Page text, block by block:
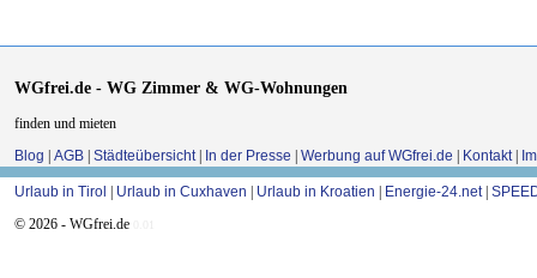
WGfrei.de - WG Zimmer & WG-Wohnungen
finden und mieten
Blog | AGB | Städteübersicht | In der Presse | Werbung auf WGfrei.de | Kontakt |
Urlaub in Tirol | Urlaub in Cuxhaven | Urlaub in Kroatien | Energie-24.net|
© 2026 - WGfrei.de